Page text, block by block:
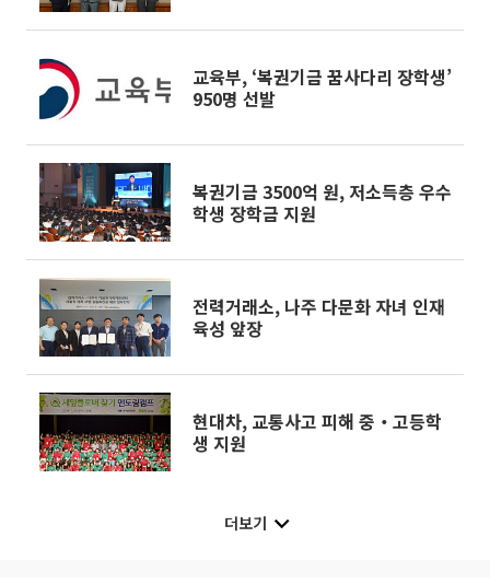
교육부, ‘복권기금 꿈사다리 장학생’
950명 선발
복권기금 3500억 원, 저소득층 우수
학생 장학금 지원
전력거래소, 나주 다문화 자녀 인재
육성 앞장
현대차, 교통사고 피해 중‧고등학
생 지원
더보기